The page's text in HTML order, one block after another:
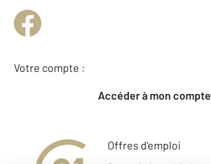
Votre compte :
Accéder à mon compte
Offres d'emploi